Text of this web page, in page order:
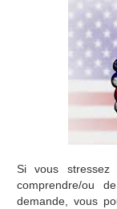
Si vous
comprendre/ou
demande, vous